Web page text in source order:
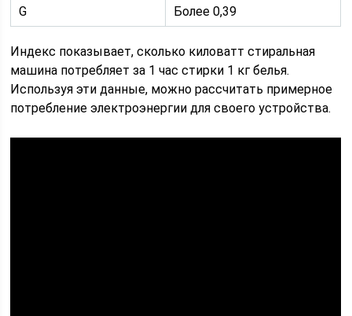
G
Более 0,39
Индекс показывает, сколько киловатт стиральная
машина потребляет за 1 час стирки 1 кг белья.
Используя эти данные, можно рассчитать примерное
потребление электроэнергии для своего устройства.